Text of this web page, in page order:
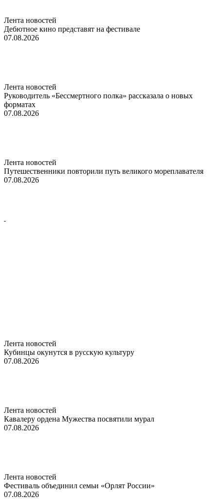
Лента новостей
Дебютное кино представят на фестивале
07.08.2026
Лента новостей
Руководитель «Бессмертного полка» рассказала о новых
форматах
07.08.2026
Лента новостей
Путешественники повторили путь великого мореплавателя
07.08.2026
Лента новостей
Кубинцы окунутся в русскую культуру
07.08.2026
Лента новостей
Кавалеру ордена Мужества посвятили мурал
07.08.2026
Лента новостей
Фестиваль объединил семьи «Орлят России»
07.08.2026